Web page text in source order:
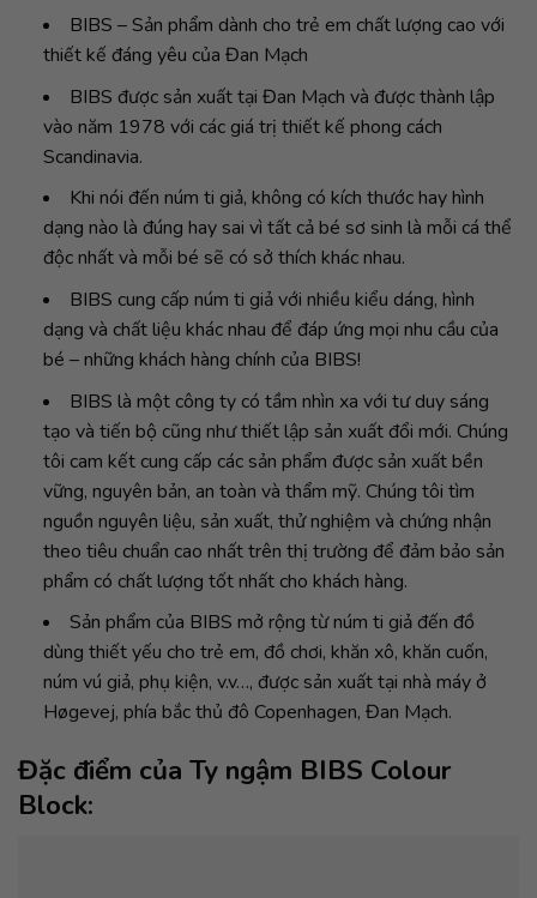
BIBS – Sản phẩm dành cho trẻ em chất lượng cao với
thiết kế đáng yêu của Đan Mạch
BIBS được sản xuất tại Đan Mạch và được thành lập
vào năm 1978 với các giá trị thiết kế phong cách
Scandinavia.
Khi nói đến núm ti giả, không có kích thước hay hình
dạng nào là đúng hay sai vì tất cả bé sơ sinh là mỗi cá thể
độc nhất và mỗi bé sẽ có sở thích khác nhau.
BIBS cung cấp núm ti giả với nhiều kiểu dáng, hình
dạng và chất liệu khác nhau để đáp ứng mọi nhu cầu của
bé – những khách hàng chính của BIBS!
BIBS là một công ty có tầm nhìn xa với tư duy sáng
tạo và tiến bộ cũng như thiết lập sản xuất đổi mới. Chúng
tôi cam kết cung cấp các sản phẩm được sản xuất bền
vững, nguyên bản, an toàn và thẩm mỹ. Chúng tôi tìm
nguồn nguyên liệu, sản xuất, thử nghiệm và chứng nhận
theo tiêu chuẩn cao nhất trên thị trường để đảm bảo sản
phẩm có chất lượng tốt nhất cho khách hàng.
Sản phẩm của BIBS mở rộng từ núm ti giả đến đồ
dùng thiết yếu cho trẻ em, đồ chơi, khăn xô, khăn cuốn,
núm vú giả, phụ kiện, v.v…, được sản xuất tại nhà máy ở
Høgevej, phía bắc thủ đô Copenhagen, Đan Mạch.
Đặc điểm của Ty ngậm BIBS Colour
Block: